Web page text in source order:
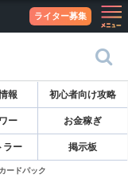
ライター募集
報 初心者向け攻略
ー お金稼ぎ
ラー 掲示板
カードパック